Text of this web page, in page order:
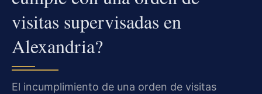
visitas supervisadas en
Alexandria?
El incumplimiento de una orden de visitas